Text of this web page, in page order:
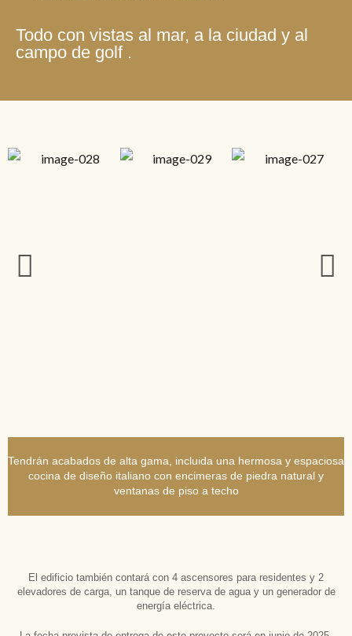
Todo con vistas al mar, a la ciudad y al
campo de golf .
Tendrán acabados de alta gama, incluida una hermosa y espaciosa
cocina de diseño italiano con encimeras de piedra natural y
ventanas de piso a techo
El edificio también contará con 4 ascensores para residentes y 2
elevadores de carga, un tanque de reserva de agua y un generador de
energía eléctrica.